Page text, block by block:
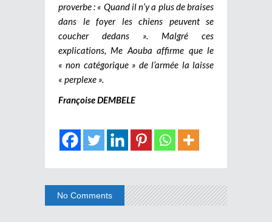
proverbe : « Quand il n’y a plus de braises
dans le foyer les chiens peuvent se
coucher dedans ». Malgré ces
explications, Me Aouba affirme que le
« non catégorique » de l’armée la laisse
« perplexe ».
Françoise DEMBELE
No Comments